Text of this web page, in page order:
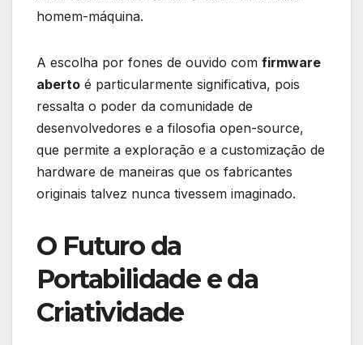
homem-máquina.
A escolha por fones de ouvido com firmware
aberto é particularmente significativa, pois
ressalta o poder da comunidade de
desenvolvedores e a filosofia open-source,
que permite a exploração e a customização de
hardware de maneiras que os fabricantes
originais talvez nunca tivessem imaginado.
O Futuro da
Portabilidade e da
Criatividade